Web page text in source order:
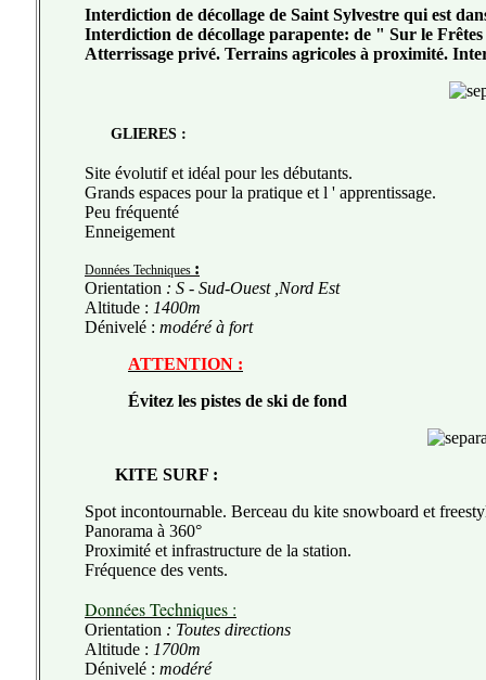
Interdiction de décollage de Saint Sylvestre qui est
Interdiction de décollage parapente: de " Sur le
Atterrissage privé. Terrains agricoles à proximité.
GLIERES :
Site évolutif et idéal pour les débutants.
Grands espaces pour la pratique et l ' apprentissage.
Peu fréquenté
Enneigement
Données Techniques :
Orientation : S - Sud-Ouest ,Nord Est
Altitude : 1400m
Dénivelé : modéré à fort
ATTENTION :
Évitez les pistes de ski de fond
KITE SURF :
Spot incontournable. Berceau du kite snowboard et
Panorama à 360°
Proximité et infrastructure de la station.
Fréquence des vents.
Données Techniques :
Orientation : Toutes directions
Altitude : 1700m
Dénivelé : modéré